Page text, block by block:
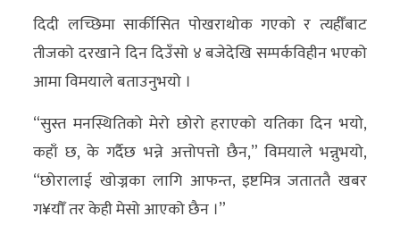
खेलकुद
रोचक
अन्य
क्लिक
खबर
विशेष
दिदी लच्छिमा सार्कीसित पोखराथोक गएको र त्यहीँबाट
तीजको दरखाने दिन दिउँसो ४ बजेदेखि सम्पर्कविहीन भएको
आमा विमयाले बताउनुभयो ।
“सुस्त मनस्थितिको मेरो छोरो हराएको यतिका दिन भयो,
कहाँ छ, के गर्दैछ भन्ने अत्तोपत्तो छैन,” विमयाले भन्नुभयो,
“छोरालाई खोज्नका लागि आफन्त, इष्टमित्र जताततै खबर
ग¥यौँ तर केही मेसो आएको छैन ।”